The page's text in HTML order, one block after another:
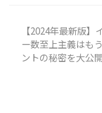
【2024年最新版
ー数至上主義はも
ントの秘密を大公